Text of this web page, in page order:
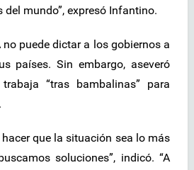
del mundo”, expresó Infantino.
no puede dictar a los gobiernos a
países. Sin embargo, aseveró
“tras bambalinas” para
que la situación sea lo más
soluciones”, indicó. “A